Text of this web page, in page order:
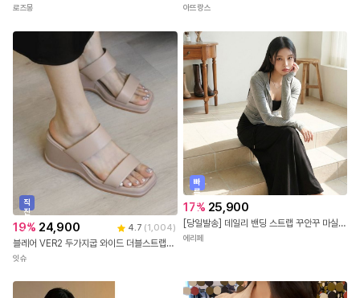
로즈몽 아뜨랑스
직
진
배
송
19% 24,900 4.7 (1,004)
블레어 VER2 두가지굽 와이드 더블스트랩 웨지 통굽샌들(5/7.5cm)
잇슈
빠
른
출
발
17% 25,900
[당일발송] 데일리 밴딩 스트랩 꾸안꾸 마실룩 A라인 롱 스커트 (3COLOR)
에리페